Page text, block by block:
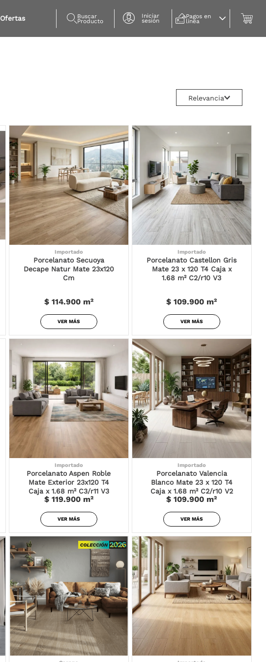
Ofertas Buscar
Producto
Iniciar
sesión
Pagos en
línea
Relevancia
Importado
Porcelanato Secuoya
Decape Natur Mate 23x120
Cm
$ 114.900m²
VER MÁS
Importado
Porcelanato Castellon Gris
Mate 23 x 120 T4 Caja x
1.68 m² C2/r10 V3
$ 109.900 m²
VER MÁS
Importado
Porcelanato Aspen Roble
Mate Exterior 23x120 T4
Caja x 1.68 m² C3/r11 V3
$ 119.900m²
VER MÁS
Importado
Porcelanato Valencia
Blanco Mate 23 x 120 T4
Caja x 1.68 m² C2/r10 V2
$ 109.900 m²
VER MÁS